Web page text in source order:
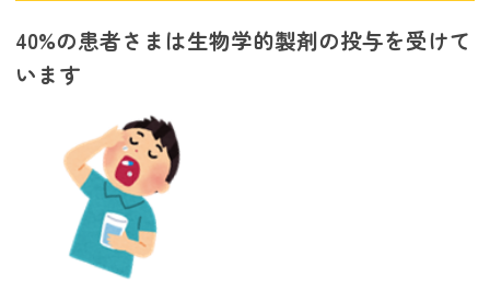
40%の患者さまは生物学的製剤の投与を受けて
います